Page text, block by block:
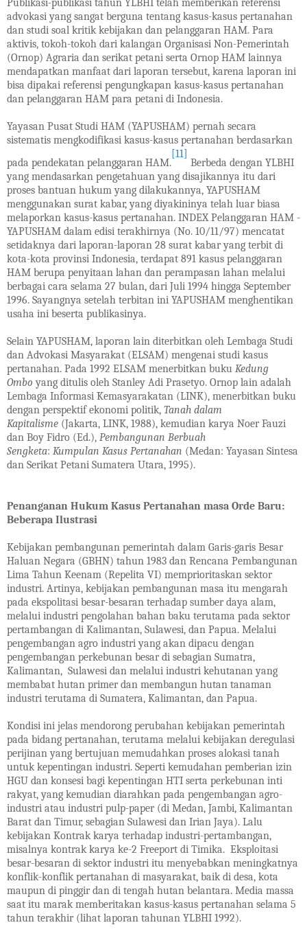
Publikasi-publikasi tahun YLBHI telah memberikan referensi
advokasi yang sangat berguna tentang kasus-kasus pertanahan
dan studi soal kritik kebijakan dan pelanggaran HAM. Para
aktivis, tokoh-tokoh dari kalangan Organisasi Non-Pemerintah
(Ornop) Agraria dan serikat petani serta Ornop HAM lainnya
mendapatkan manfaat dari laporan tersebut, karena laporan ini
bisa dipakai referensi pengungkapan kasus-kasus pertanahan
dan pelanggaran HAM para petani di Indonesia.
Yayasan Pusat Studi HAM (YAPUSHAM) pernah secara
sistematis mengkodifikasi kasus-kasus pertanahan berdasarkan
pada pendekatan pelanggaran HAM.
[11]
Berbeda dengan YLBHI
yang mendasarkan pengetahuan yang disajikannya itu dari
proses bantuan hukum yang dilakukannya, YAPUSHAM
menggunakan surat kabar, yang diyakininya telah luar biasa
melaporkan kasus-kasus pertanahan. INDEX Pelanggaran HAM -
YAPUSHAM dalam edisi terakhirnya (No. 10/11/97) mencatat
setidaknya dari laporan-laporan 28 surat kabar yang terbit di
kota-kota provinsi Indonesia, terdapat 891 kasus pelanggaran
HAM berupa penyitaan lahan dan perampasan lahan melalui
berbagai cara selama 27 bulan, dari Juli 1994 hingga September
1996. Sayangnya setelah terbitan ini YAPUSHAM menghentikan
usaha ini beserta publikasinya.
Selain YAPUSHAM, laporan lain diterbitkan oleh Lembaga Studi
dan Advokasi Masyarakat (ELSAM) mengenai studi kasus
pertanahan. Pada 1992 ELSAM menerbitkan buku Kedung
Ombo yang ditulis oleh Stanley Adi Prasetyo. Ornop lain adalah
Lembaga Informasi Kemasyarakatan (LINK), menerbitkan buku
dengan perspektif ekonomi politik, Tanah dalam
Kapitalisme (Jakarta, LINK, 1988), kemudian karya Noer Fauzi
dan Boy Fidro (Ed.), Pembangunan Berbuah
Sengketa: Kumpulan Kasus Pertanahan (Medan: Yayasan Sintesa
dan Serikat Petani Sumatera Utara, 1995).
Penanganan Hukum Kasus Pertanahan masa Orde Baru:
Beberapa Ilustrasi
Kebijakan pembangunan pemerintah dalam Garis-garis Besar
Haluan Negara (GBHN) tahun 1983 dan Rencana Pembangunan
Lima Tahun Keenam (Repelita VI) memprioritaskan sektor
industri. Artinya, kebijakan pembangunan masa itu mengarah
pada ekspolitasi besar-besaran terhadap sumber daya alam,
melalui industri pengolahan bahan baku terutama pada sektor
pertambangan di Kalimantan, Sulawesi, dan Papua. Melalui
pengembangan agro industri yang akan dipacu dengan
pengembangan perkebunan besar di sebagian Sumatra,
Kalimantan, Sulawesi dan melalui industri kehutanan yang
membabat hutan primer dan membangun hutan tanaman
industri terutama di Sumatera, Kalimantan, dan Papua.
Kondisi ini jelas mendorong perubahan kebijakan pemerintah
pada bidang pertanahan, terutama melalui kebijakan deregulasi
perijinan yang bertujuan memudahkan proses alokasi tanah
untuk kepentingan industri. Seperti kemudahan pemberian izin
HGU dan konsesi bagi kepentingan HTI serta perkebunan inti
rakyat, yang kemudian diarahkan pada pengembangan agro-
industri atau industri pulp-paper (di Medan, Jambi, Kalimantan
Barat dan Timur, sebagian Sulawesi dan Irian Jaya). Lalu
kebijakan Kontrak karya terhadap industri-pertambangan,
misalnya kontrak karya ke-2 Freeport di Timika. Eksploitasi
besar-besaran di sektor industri itu menyebabkan meningkatnya
konflik-konflik pertanahan di masyarakat, baik di desa, kota
maupun di pinggir dan di tengah hutan belantara. Media massa
saat itu marak memberitakan kasus-kasus pertanahan selama 5
tahun terakhir (lihat laporan tahunan YLBHI 1992).